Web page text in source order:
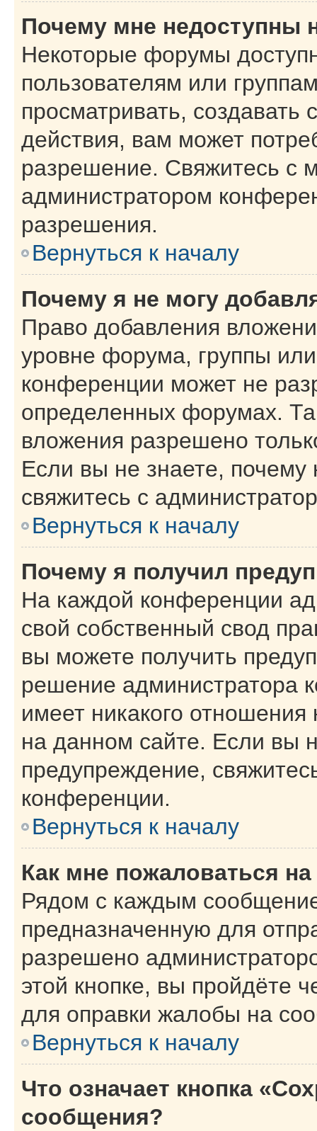
Почему мне недоступны
Некоторые форумы
пользователям или
просматривать,
действия, вам может
разрешение. Свяжитесь с
администратором
разрешения.
Вернуться к началу
Почему я не могу
Право добавления
уровне форума, группы
конференции может не
определенных форумах.
вложения разрешено
Если вы не знаете,
свяжитесь с
Вернуться к началу
Почему я получил
На каждой конференции
свой собственный свод
вы можете получить
решение администратора
имеет никакого
на данном сайте. Если вы
предупреждение,
конференции.
Вернуться к началу
Как мне пожаловаться
Рядом с каждым
предназначенную для
разрешено
этой кнопке, вы пройдёте
для оправки жалобы на
Вернуться к началу
Что означает кнопка
сообщения?